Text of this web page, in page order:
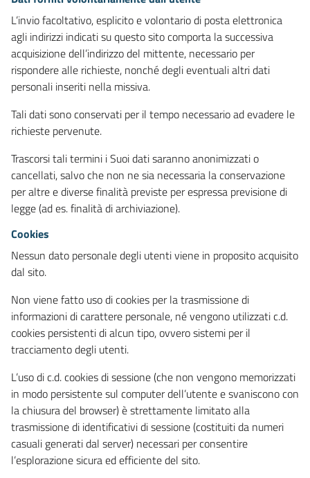
L’invio facoltativo, esplicito e volontario di posta elettronica
agli indirizzi indicati su questo sito comporta la successiva
acquisizione dell’indirizzo del mittente, necessario per
rispondere alle richieste, nonché degli eventuali altri dati
personali inseriti nella missiva.
Tali dati sono conservati per il tempo necessario ad evadere le
richieste pervenute.
Trascorsi tali termini i Suoi dati saranno anonimizzati o
cancellati, salvo che non ne sia necessaria la conservazione
per altre e diverse finalità previste per espressa previsione di
legge (ad es. finalità di archiviazione).
Cookies
Nessun dato personale degli utenti viene in proposito acquisito
dal sito.
Non viene fatto uso di cookies per la trasmissione di
informazioni di carattere personale, né vengono utilizzati c.d.
cookies persistenti di alcun tipo, ovvero sistemi per il
tracciamento degli utenti.
L’uso di c.d. cookies di sessione (che non vengono memorizzati
in modo persistente sul computer dell’utente e svaniscono con
la chiusura del browser) è strettamente limitato alla
trasmissione di identificativi di sessione (costituiti da numeri
casuali generati dal server) necessari per consentire
l’esplorazione sicura ed efficiente del sito.